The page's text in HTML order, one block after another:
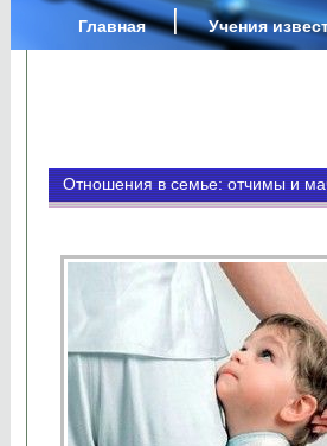
Главная Учения
Отношения в семье: отчимы и